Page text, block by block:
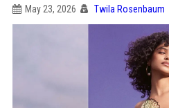
May 23, 2026 Twila Rosenbaum